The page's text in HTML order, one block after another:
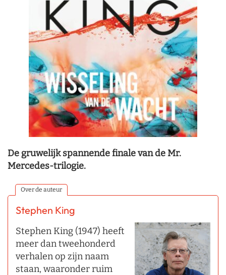
De gruwelijk spannende finale van de Mr.
Mercedes-trilogie.
Over de auteur
Stephen King
Stephen King (1947) heeft
meer dan tweehonderd
verhalen op zijn naam
staan, waaronder ruim